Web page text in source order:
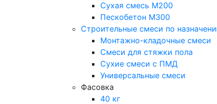
Сухая смесь М200
Пескобетон М300
Строительные смеси по
Монтажно-кладочные смеси
Смеси для стяжки пола
Сухие смеси с ПМД
Универсальные смеси
Фасовка
40 кг